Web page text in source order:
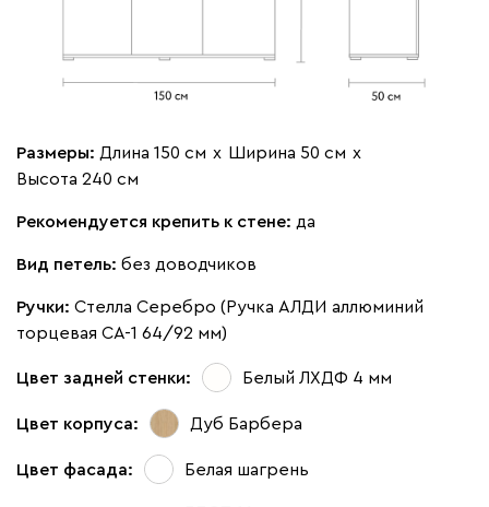
Размеры: Длина 150 см х Ширина 50 см х
Высота 240 см
Рекомендуется крепить к стене: да
Вид петель: без доводчиков
Ручки: Стелла Серебро (Ручка АЛДИ аллюминий
торцевая CA-1 64/92 мм)
Цвет задней стенки: Белый ЛХДФ 4 мм
Цвет корпуса: Дуб Барбера
Цвет фасада: Белая шагрень